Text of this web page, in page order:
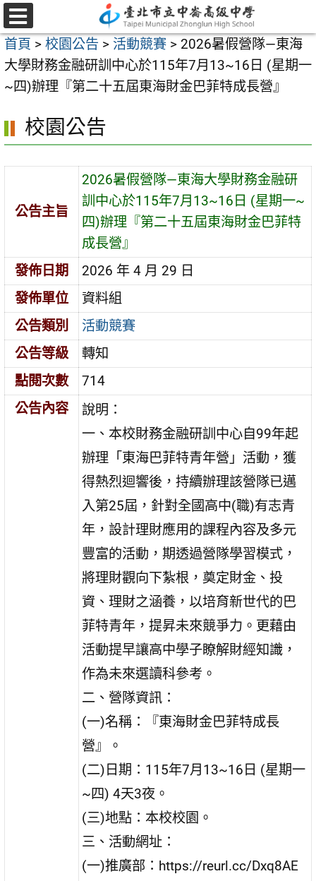
跳
至
主
要
內
區
選
單
首頁 > 校園公告 > 活動競賽 > 2026暑假營隊—東海
大學財務金融研訓中心於115年7月13~16日 (星期一
~四)辦理『第二十五屆東海財金巴菲特成長營』
校園公告
公告主旨
2026暑假營隊—東海大學財務金融研
訓中心於115年7月13~16日 (星期一~
四)辦理『第二十五屆東海財金巴菲特
成長營』
發佈日期
2026 年 4 月 29 日
發佈單位
資料組
公告類別
活動競賽
公告等級
轉知
點閱次數
714
公告內容
說明：
一、本校財務金融研訓中心自99年起
辦理「東海巴菲特青年營」活動，獲
得熱烈迴響後，持續辦理該營隊已邁
入第25屆，針對全國高中(職)有志青
年，設計理財應用的課程內容及多元
豐富的活動，期透過營隊學習模式，
將理財觀向下紮根，奠定財金、投
資、理財之涵養，以培育新世代的巴
菲特青年，提昇未來競爭力。更藉由
活動提早讓高中學子瞭解財經知識，
作為未來選讀科參考。
二、營隊資訊：
(一)名稱：『東海財金巴菲特成長
營』。
(二)日期：115年7月13~16日 (星期一
~四) 4天3夜。
(三)地點：本校校園。
三、活動網址：
(一)推廣部：https://reurl.cc/Dxq8AE